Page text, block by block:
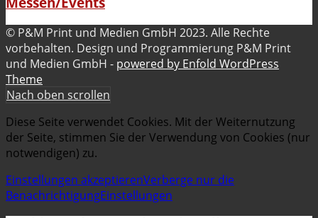
© P&M Print und Medien GmbH 2023. Alle Rechte
vorbehalten. Design und Programmierung P&M Print
und Medien GmbH - powered by Enfold WordPress
Theme
Nach oben scrollen
Diese Seite verwendet Cookies. Mit der Weiternutzung
der Seite, stimmen Sie der Verwendung von Cookies (nur
notwendigen) zu.
Einstellungen akzeptierenVerberge nur die
BenachrichtigungEinstellungen